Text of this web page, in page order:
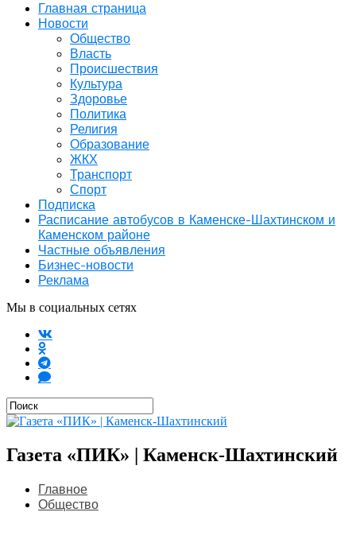
Главная страница
Новости
Общество
Власть
Происшествия
Культура
Здоровье
Политика
Религия
Образование
ЖКХ
Транспорт
Спорт
Подписка
Расписание автобусов в Каменске-Шахтинском и
Каменском районе
Частные объявления
Бизнес-новости
Реклама
Мы в социальных сетях
Газета «ПИК» | Каменск-Шахтинский
Главное
Общество